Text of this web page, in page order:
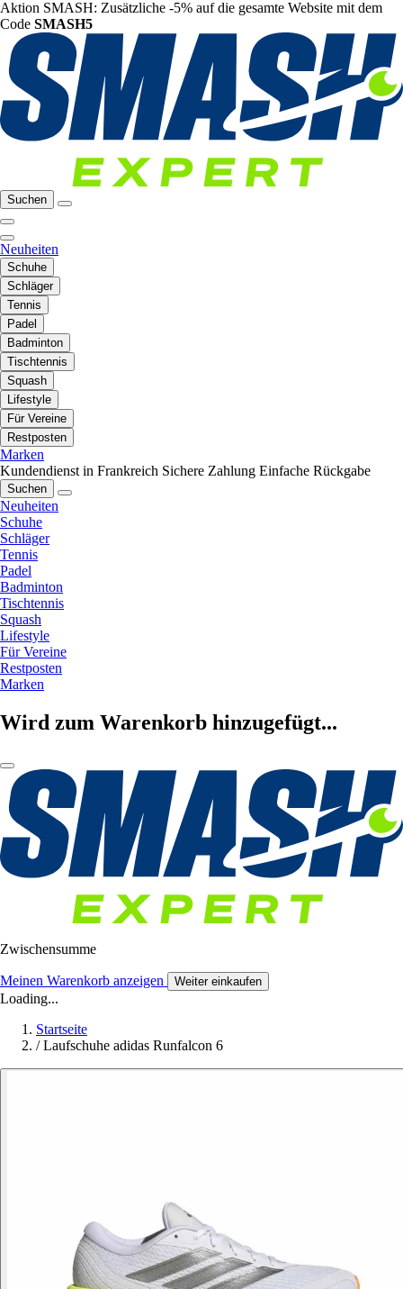
Aktion SMASH: Zusätzliche -5% auf die gesamte Website mit dem
Code SMASH5
Suchen
Neuheiten
Schuhe
Schläger
Tennis
Padel
Badminton
Tischtennis
Squash
Lifestyle
Für Vereine
Restposten
Marken
Kundendienst in Frankreich Sichere Zahlung Einfache Rückgabe
Suchen
Neuheiten
Schuhe
Schläger
Tennis
Padel
Badminton
Tischtennis
Squash
Lifestyle
Für Vereine
Restposten
Marken
Wird zum Warenkorb hinzugefügt...
Zwischensumme
Meinen Warenkorb anzeigen Weiter einkaufen
Loading...
Startseite
/ Laufschuhe adidas Runfalcon 6